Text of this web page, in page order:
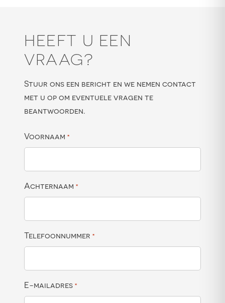
HEEFT U EEN
VRAAG?
Stuur ons een bericht en we nemen contact
met u op om eventuele vragen te
beantwoorden.
Voornaam *
Achternaam *
Telefoonnummer *
E-mailadres *